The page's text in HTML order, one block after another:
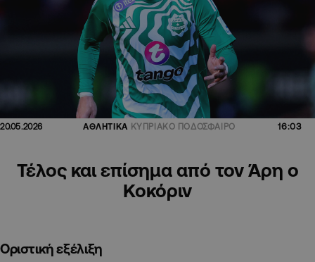
20.05.2026 ΑΘΛΗΤΙΚΑ ΚΥΠΡΙΑΚΟ ΠΟΔΟΣΦΑΙΡΟ 16:03
Τέλος και επίσημα από τον Άρη ο
Κοκόριν
Οριστική εξέλιξη